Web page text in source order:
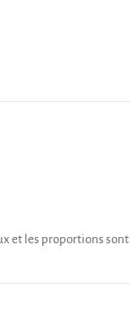
et les proportions